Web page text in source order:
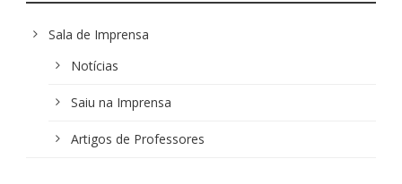
Sala de Imprensa
Notícias
Saiu na Imprensa
Artigos de Professores